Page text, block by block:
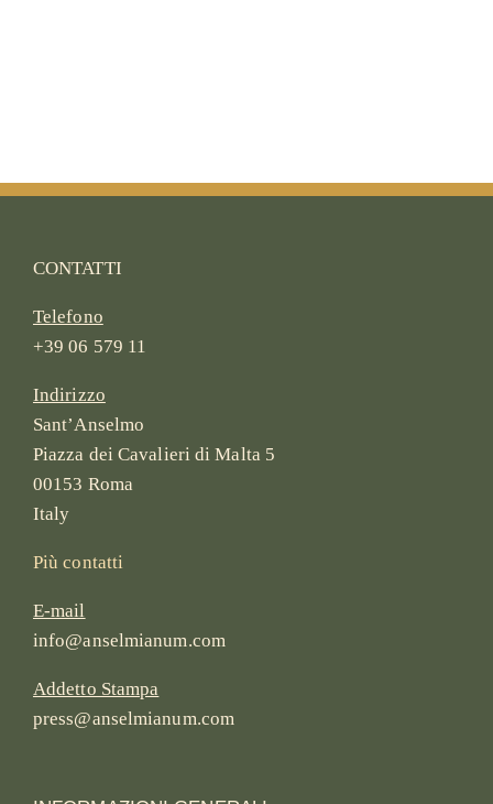
CONTATTI
Telefono
+39 06 579 11
Indirizzo
Sant’Anselmo
Piazza dei Cavalieri di Malta 5
00153 Roma
Italy
Più contatti
E-mail
info@anselmianum.com
Addetto Stampa
press@anselmianum.com